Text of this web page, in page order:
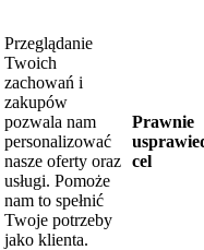
Przeglądanie
Twoich
zachowań i
zakupów
pozwala nam
personalizować
nasze oferty oraz
usługi. Pomoże
nam to spełnić
Twoje potrzeby
jako klienta.
Prawnie
cel